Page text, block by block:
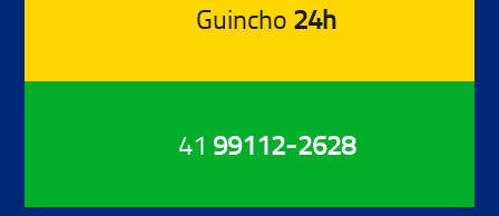
Guincho 24h
41 99112-2628